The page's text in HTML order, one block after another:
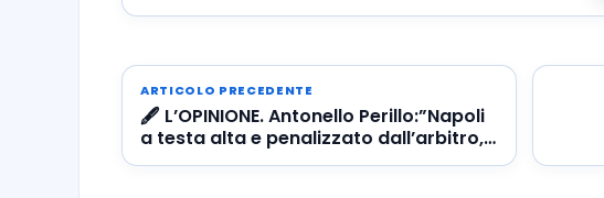
ARTICOLO PRECEDENTE
🖋️ L’OPINIONE. Antonello Perillo:”Napoli
a testa alta e penalizzato dall’arbitro,
due big hanno deluso”